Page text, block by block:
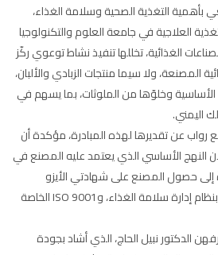
بأهمية التغذية الصحية وسلامة الغذاء،
العلاجية في جامعة العلوم والتكنولوجيا
الغذائية، تخللها تنفيذ نشاط توعوي ركّز
المصنعة، ولا سيما منتجات الزبادي والألبان،
الأساسية وخلوّها من الملوثات، بما يسهم في
اليمني.
رواب عن تقديرها لهذه المبادرة، مؤكدة أن
النهج الأساسي الذي يعتمد عليه المصنع في
إلى حصول المصنع على شهادتي الأيزو
الدوليتين ISO 22000 الخاصة بنظام إدارة سلامة الغذاء، وISO 9001 الخاصة
الدكتور نبيل الحاج، الذي أشاد بجودة